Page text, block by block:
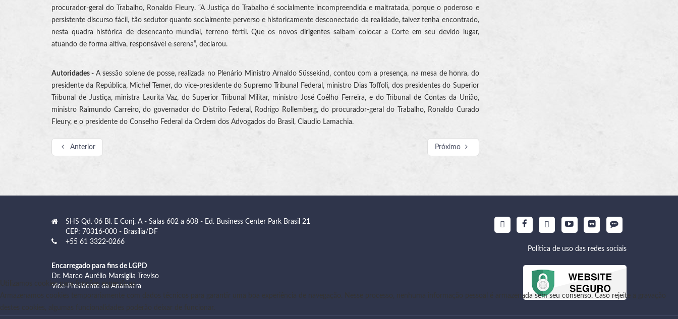
procurador-geral do Trabalho, Ronaldo Fleury. “A Justiça do Trabalho é socialmente incompreendida e maltratada, porque o poderoso e
persistente discurso fácil, tão sedutor quanto socialmente perverso e historicamente desconectado da realidade, talvez tenha encontrado,
nesta quadra histórica de desencanto mundial, terreno fértil. Que os novos dirigentes saibam colocar a Corte em seu devido lugar,
atuando de forma altiva, responsável e serena”, declarou.
Autoridades - A sessão solene de posse, realizada no Plenário Ministro Arnaldo Süssekind, contou com a presença, na mesa de honra, do
presidente da República, Michel Temer, do vice-presidente do Supremo Tribunal Federal, ministro Dias Toffoli, dos presidentes do Superior
Tribunal de Justiça, ministra Laurita Vaz, do Superior Tribunal Militar, ministro José Coêlho Ferreira, e do Tribunal de Contas da União,
ministro Raimundo Carreiro, do governador do Distrito Federal, Rodrigo Rollemberg, do procurador-geral do Trabalho, Ronaldo Curado
Fleury, e o presidente do Conselho Federal da Ordem dos Advogados do Brasil, Claudio Lamachia.
Anterior Próximo
SHS Qd. 06 Bl. E Conj. A - Salas 602 a 608 - Ed. Business Center Park Brasil 21
CEP: 70316-000 - Brasília/DF
+55 61 3322-0266
Encarregado para fins de LGPD
Dr. Marco Aurélio Marsiglia Treviso
Vice-Presidente da Anamatra
Política de uso das redes sociais
Utilizamos cookies para funções específicas
Armazenamos cookies temporariamente com dados técnicos para garantir uma boa experiência de navegação. Nesse processo, nenhuma informação pessoal é armazenada sem seu consenso. Caso rejeite a gravação
destes cookies, algumas funcionalidades poderão deixar de funcionar.